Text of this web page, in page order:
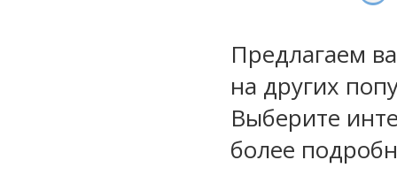
Предлагаем
на других
Выберите
более